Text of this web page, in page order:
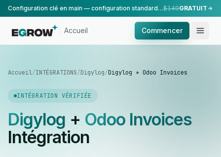
Configuration clé en main — configuration standard, réalisée par notre équipe.$149GRATUIT
Accueil Commencer
Accueil/INTÉGRATIONS/Digylog/Digylog + Odoo Invoices
INTÉGRATION VÉRIFIÉE
Digylog + Odoo Invoices
Intégration